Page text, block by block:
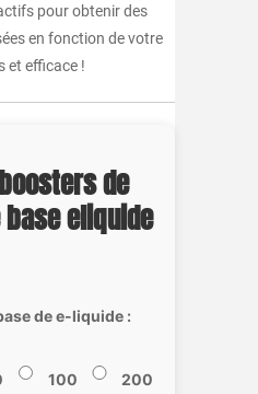
pour obtenir des
en fonction de votre
et efficace !
de
eliquide
de e-liquide :
100
200